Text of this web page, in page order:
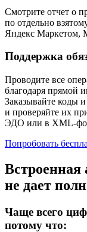
Смотрите отчет о
по отдельно
Яндекс Маркетом,
Поддержка
Проводите все
благодаря прямой
Заказывайте коды
и проверяйте их
ЭДО или в
Попробовать
не дает
Чаще всего
потому что: